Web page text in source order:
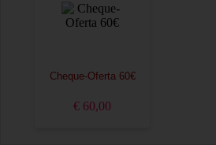
Cheque-Oferta 60€
€ 60,00